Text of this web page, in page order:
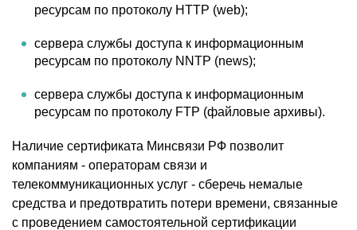
ресурсам по протоколу HTTP (web);
сервера службы доступа к информационным
ресурсам по протоколу NNTP (news);
сервера службы доступа к информационным
ресурсам по протоколу FTP (файловые архивы).
Наличие сертификата Минсвязи РФ позволит
компаниям - операторам связи и
телекоммуникационных услуг - сберечь немалые
средства и предотвратить потери времени, связанные
с проведением самостоятельной сертификации